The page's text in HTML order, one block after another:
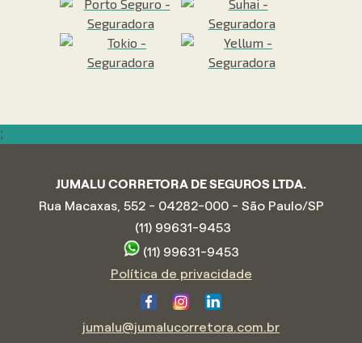
;
JUMALU CORRETORA DE SEGUROS LTDA.
Rua Macaxas, 552 - 04282-000 - São Paulo/SP
(11) 99631-9453
(11) 99631-9453
Política de privacidade
jumalu@jumalucorretora.com.br